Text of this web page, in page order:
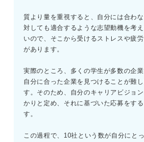
質より量を重視すると、自分には合わ
対しても適合するような志望動機を考
いので、そこから受けるストレスや疲
があります。
実際のところ、多くの学生が多数の企業
自分に合った企業を見つけることが難
す。そのため、自分のキャリアビジョ
かりと定め、それに基づいた応募をす
す。
この過程で、10社という数が自分にと